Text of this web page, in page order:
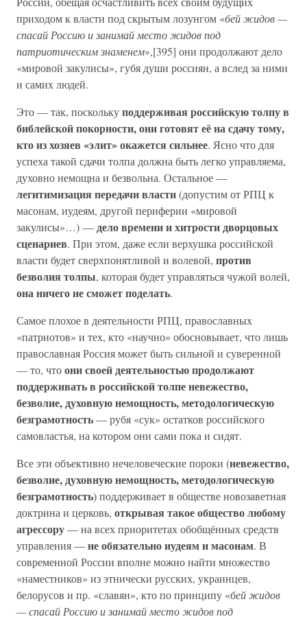
приходом к власти под скрытым лозунгом «бей жидов —
спасай Россию и занимай место жидов под
патриотическим знаменем»,[395] они продолжают дело
«мировой закулисы», губя души россиян, а вслед за ними
и самих людей.
Это — так, посколькуподдерживая российскую толпу в
библейской покорности, они готовят её на сдачу тому,
кто из хозяев «элит» окажется сильнее. Ясно что для
успеха такой сдачи толпа должна быть легко управляема,
духовно немощна и безвольна. Остальное —
легитимизация передачи власти(допустим от РПЦ к
масонам, иудеям, другой периферии «мировой
закулисы»…) —дело времени и хитрости дворцовых
сценариев. При этом, даже если верхушка российской
власти будет сверхпонятливой и волевой, против
безволия толпы, которая будет управляться чужой волей,
она ничего не сможет поделать.
Самое плохое в деятельности РПЦ, православных
«патриотов» и тех, кто «научно» обосновывает, что лишь
православная Россия может быть сильной и суверенной
— то, чтоони своей деятельностью продолжают
поддерживать в российской толпе невежество,
безволие, духовную немощность, методологическую
безграмотность— рубя «сук» остатков российского
самовластья, на котором они сами пока и сидят.
Все эти объективно нечеловеческие пороки (невежество,
безволие, духовную немощность, методологическую
безграмотность) поддерживает в обществе новозаветная
доктрина и церковь, открывая такое общество любому
агрессору— на всех приоритетах обобщённых средств
управления —не обязательно иудеям и масонам. В
современной России вполне можно найти множество
«наместников» из этнически русских, украинцев,
белорусов и пр. «славян», кто по принципу «бей жидов
— спасай Россию и занимай место жидов под